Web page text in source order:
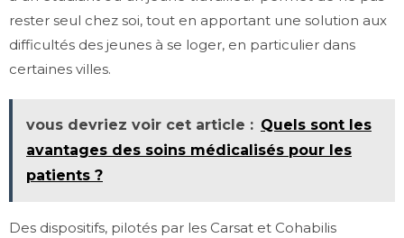
rester seul chez soi, tout en apportant une solution aux
difficultés des jeunes à se loger, en particulier dans
certaines villes.
vous devriez voir cet article : Quels sont les
avantages des soins médicalisés pour les
patients ?
Des dispositifs, pilotés par les Carsat et Cohabilis